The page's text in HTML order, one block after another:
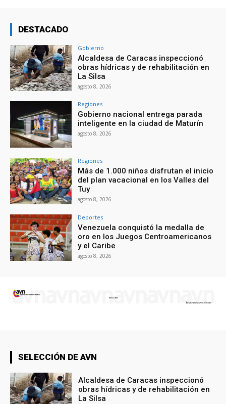
DESTACADO
Gobierno
Alcaldesa de Caracas inspeccionó
obras hídricas y de rehabilitación en
La Silsa
agosto 8, 2026
Regiones
Gobierno nacional entrega parada
inteligente en la ciudad de Maturín
agosto 8, 2026
Regiones
Más de 1.000 niños disfrutan el inicio
del plan vacacional en los Valles del
Tuy
agosto 8, 2026
Deportes
Venezuela conquistó la medalla de
oro en los Juegos Centroamericanos
y el Caribe
agosto 8, 2026
SELECCIÓN DE AVN
Alcaldesa de Caracas inspeccionó
obras hídricas y de rehabilitación en
La Silsa